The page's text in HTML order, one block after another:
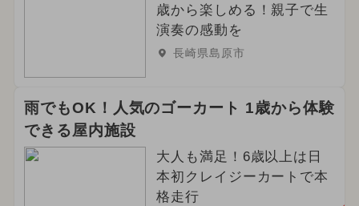
歳から楽しめる！親子で生
演奏の感動を
長崎県島原市
雨でもOK！人気のゴーカート 1歳から体験
できる屋内施設
大人も満足！6歳以上は日
本初クレイジーカートで本
格走行